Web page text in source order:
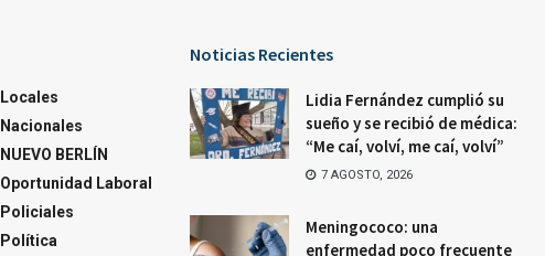
Locales
Nacionales
NUEVO BERLÍN
Oportunidad Laboral
Policiales
Política
Noticias Recientes
Lidia Fernández cumplió su
sueño y se recibió de médica:
“Me caí, volví, me caí, volví”
7 AGOSTO, 2026
Meningococo: una
enfermedad poco frecuente